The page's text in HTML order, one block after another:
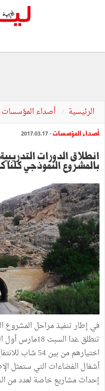
الرئيسية أصداء المؤسسات
أصداء المؤسسات- 2017.03.17
انطلاق الدورات
بالمشروع النموذجي
في إطار تنفيذ مراحل المشروع
اختيارهم من
أشغال الفضاءات التي ستمثل
إحداث مشاريع خاصة لعدد من